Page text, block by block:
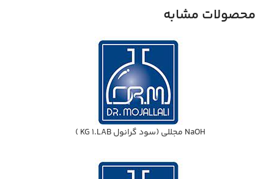
محصولات مشابه
NaOH مجللي (سود گرانول KG 1.LAB )